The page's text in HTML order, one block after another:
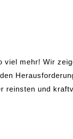
viel mehr! Wir
reinsten und